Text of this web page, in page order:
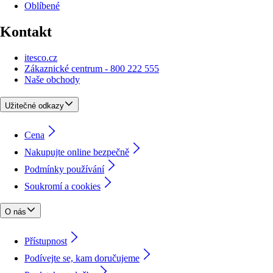
Oblíbené
Kontakt
itesco.cz
Zákaznické centrum - 800 222 555
Naše obchody
Užitečné odkazy
Cena
Nakupujte online bezpečně
Podmínky používání
Soukromí a cookies
O nás
Přístupnost
Podívejte se, kam doručujeme